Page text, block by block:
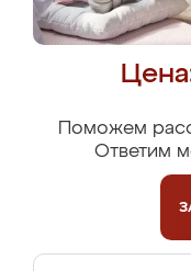
Поможем
Ответим